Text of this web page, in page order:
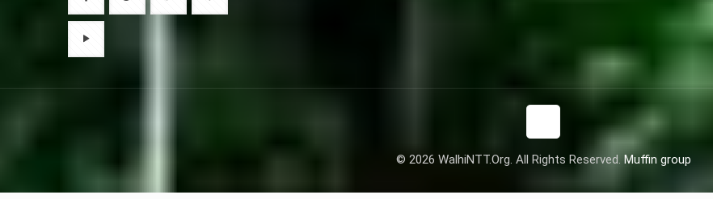
© 2026 WalhiNTT.Org. All Rights Reserved. Muffin group